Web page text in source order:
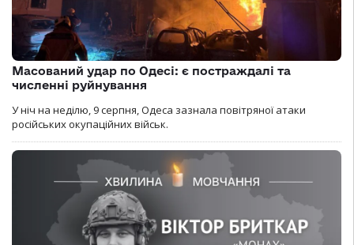
Масований удар по Одесі: є постраждалі та
численні руйнування
У ніч на неділю, 9 серпня, Одеса зазнала повітряної атаки
російських окупаційних військ.